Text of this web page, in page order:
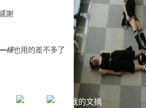
謝
樣也用的差不多了